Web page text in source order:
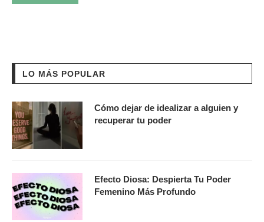
LO MÁS POPULAR
Cómo dejar de idealizar a alguien y
recuperar tu poder
Efecto Diosa: Despierta Tu Poder
Femenino Más Profundo